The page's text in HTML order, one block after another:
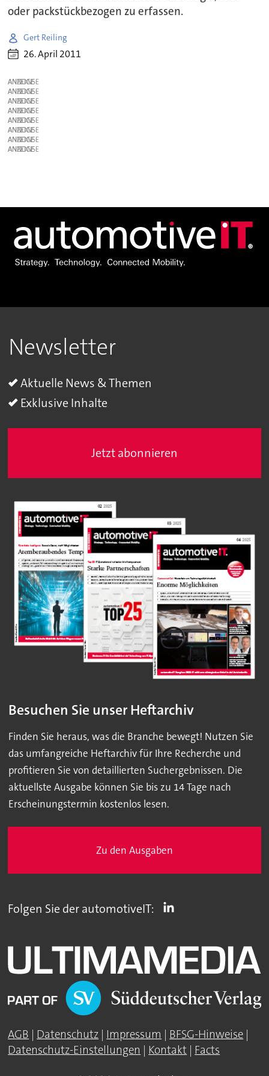
oder packstückbezogen zu erfassen.
Gert Reiling
26. April 2011
ANZEIGE
ANZEIGE
ANZEIGE
ANZEIGE
ANZEIGE
ANZEIGE
ANZEIGE
ANZEIGE
Newsletter
Aktuelle News & Themen
Exklusive Inhalte
Jetzt abonnieren
Besuchen Sie unser Heftarchiv
Finden Sie heraus, was die Branche bewegt! Nutzen Sie
das umfangreiche Heftarchiv für Ihre Recherche und
profitieren Sie von detaillierten Suchergebnissen. Die
aktuellste Ausgabe können Sie bis zu 14 Tage nach
Erscheinungstermin kostenlos lesen.
Zu den Ausgaben
Folgen Sie der automotiveIT:
AGB | Datenschutz | Impressum | BFSG-Hinweise |
Datenschutz-Einstellungen | Kontakt | Facts